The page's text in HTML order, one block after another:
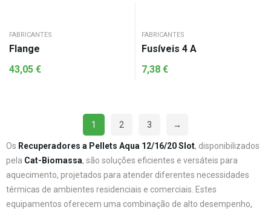
FABRICANTES
Flange
43,05 €
FABRICANTES
Fusíveis 4 A
7,38 €
1 2 3 →
Os Recuperadores a Pellets Aqua 12/16/20 Slot, disponibilizados
pela Cat-Biomassa, são soluções eficientes e versáteis para
aquecimento, projetados para atender diferentes necessidades
térmicas de ambientes residenciais e comerciais. Estes
equipamentos oferecem uma combinação de alto desempenho,